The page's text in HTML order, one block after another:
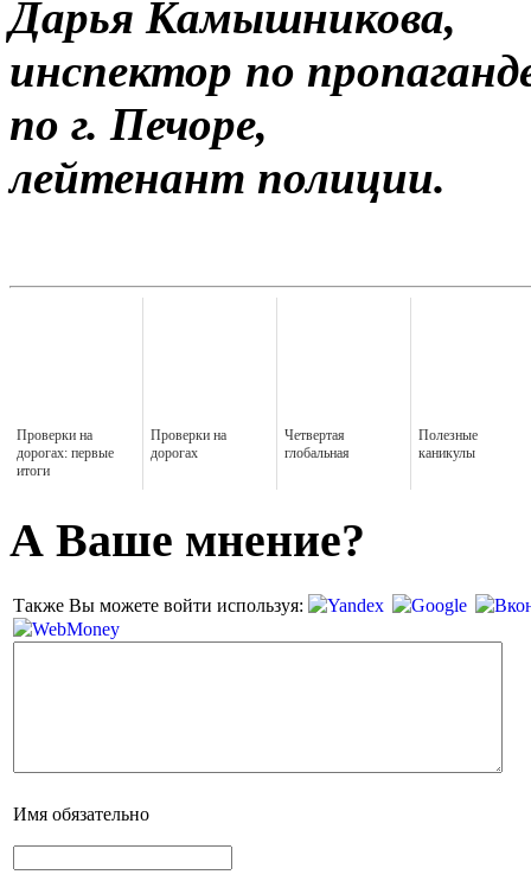
Дарья Камышникова,
инспектор по
по г. Печоре,
лейтенант полиции.
Проверки на
дорогах: первые
итоги
Проверки на
дорогах
Четвертая
глобальная
Полезные
каникулы
А Ваше мнение?
Также Вы можете войти используя:
Имя обязательно